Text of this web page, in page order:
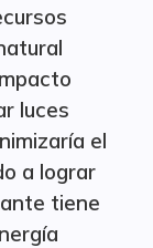
luces
el
a lograr
tiene